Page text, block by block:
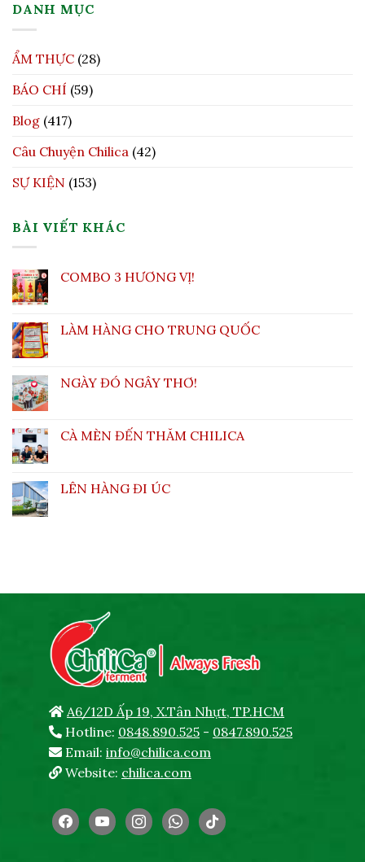
DANH MỤC
ẨM THỰC (28)
BÁO CHÍ (59)
Blog (417)
Câu Chuyện Chilica (42)
SỰ KIỆN (153)
BÀI VIẾT KHÁC
COMBO 3 HƯƠNG VỊ!
LÀM HÀNG CHO TRUNG QUỐC
NGÀY ĐÓ NGÂY THƠ!
CÀ MÈN ĐẾN THĂM CHILICA
LÊN HÀNG ĐI ÚC
A6/12D Ấp 19, X.Tân Nhựt, TP.HCM
Hotline: 0848.890.525 - 0847.890.525
Email: info@chilica.com
Website: chilica.com
facebookyoutubeinstagramwhatsapp
tiktok